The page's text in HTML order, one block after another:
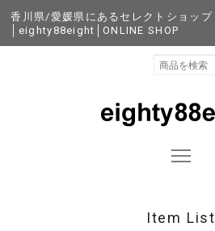
香川県/愛媛県にあるセレクトショップ
│eighty88eight│ONLINE SHOP
Item List